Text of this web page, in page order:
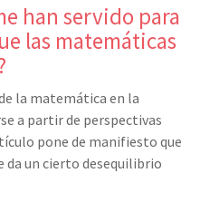
han servido para
las matemáticas
la matemática en la
a partir de perspectivas
pone de manifiesto que
da un cierto desequilibrio